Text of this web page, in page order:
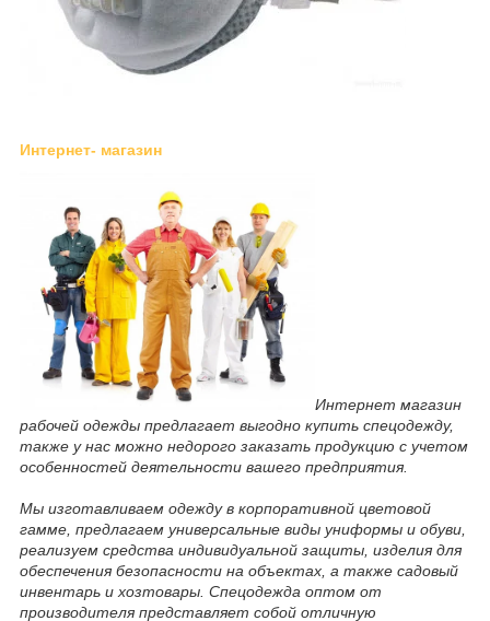
Интернет- магазин
Интернет магазин
рабочей одежды предлагает выгодно купить спецодежду,
также у нас можно недорого заказать продукцию с учетом
особенностей деятельности вашего предприятия.
Мы изготавливаем одежду в корпоративной цветовой
гамме, предлагаем универсальные виды униформы и обуви,
реализуем средства индивидуальной защиты, изделия для
обеспечения безопасности на объектах, а также садовый
инвентарь и хозтовары. Спецодежда оптом от
производителя представляет собой отличную